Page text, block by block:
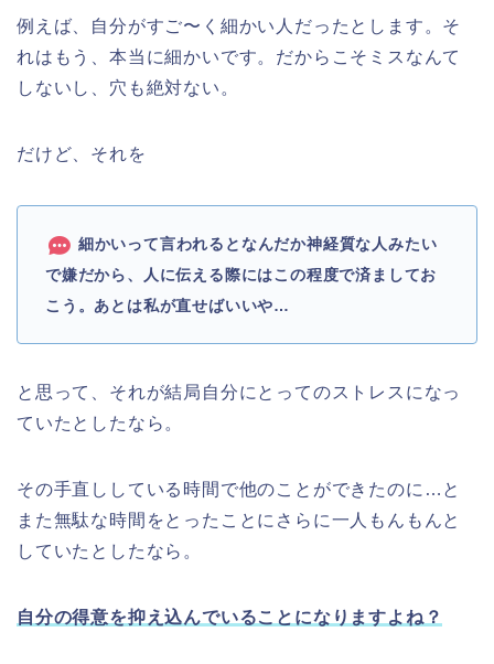
例えば、自分がすご〜く細かい人だったとします。そ
れはもう、本当に細かいです。だからこそミスなんて
しないし、穴も絶対ない。
だけど、それを
細かいって言われるとなんだか神経質な人みたい
で嫌だから、人に伝える際にはこの程度で済ましてお
こう。あとは私が直せばいいや…
と思って、それが結局自分にとってのストレスになっ
ていたとしたなら。
その手直ししている時間で他のことができたのに…と
また無駄な時間をとったことにさらに一人もんもんと
していたとしたなら。
自分の得意を抑え込んでいることになりますよね？